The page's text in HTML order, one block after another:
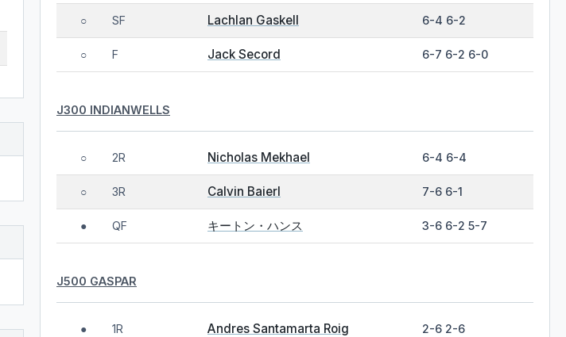
○ SF Lachlan Gaskell 6-4 6-2
○ F Jack Secord 6-7 6-2 6-0
J300 INDIANWELLS
○ 2R Nicholas Mekhael 6-4 6-4
○ 3R Calvin Baierl 7-6 6-1
● QF キートン・ハンス 3-6 6-2 5-7
J500 GASPAR
● 1R Andres Santamarta Roig 2-6 2-6